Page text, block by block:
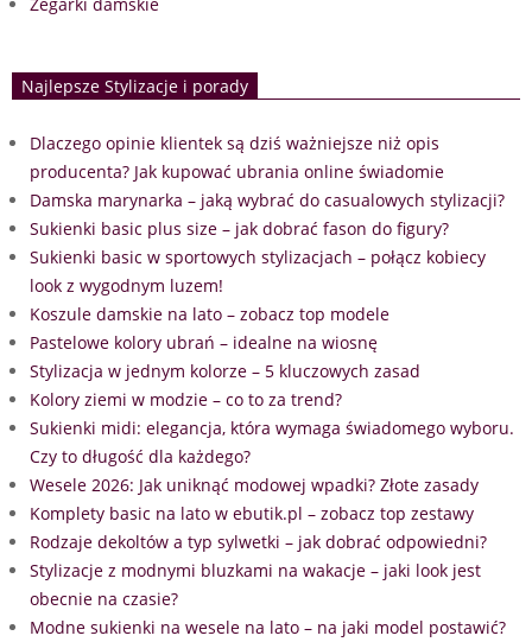
Najlepsze Stylizacje i porady
Dlaczego opinie klientek są dziś ważniejsze niż opis
producenta? Jak kupować ubrania online świadomie
Damska marynarka – jaką wybrać do casualowych stylizacji?
Sukienki basic plus size – jak dobrać fason do figury?
Sukienki basic w sportowych stylizacjach – połącz kobiecy
look z wygodnym luzem!
Koszule damskie na lato – zobacz top modele
Pastelowe kolory ubrań – idealne na wiosnę
Stylizacja w jednym kolorze – 5 kluczowych zasad
Kolory ziemi w modzie – co to za trend?
Sukienki midi: elegancja, która wymaga świadomego wyboru.
Czy to długość dla każdego?
Wesele 2026: Jak uniknąć modowej wpadki? Złote zasady
Komplety basic na lato w ebutik.pl – zobacz top zestawy
Rodzaje dekoltów a typ sylwetki – jak dobrać odpowiedni?
Stylizacje z modnymi bluzkami na wakacje – jaki look jest
obecnie na czasie?
Modne sukienki na wesele na lato – na jaki model postawić?